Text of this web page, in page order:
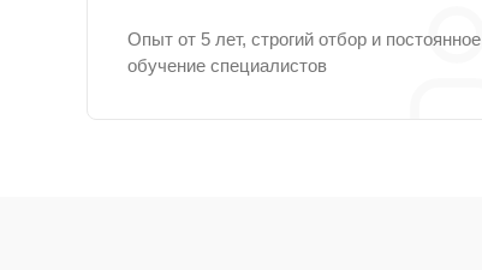
Опыт от 5 лет, строгий отбор и постоянное
обучение специалистов